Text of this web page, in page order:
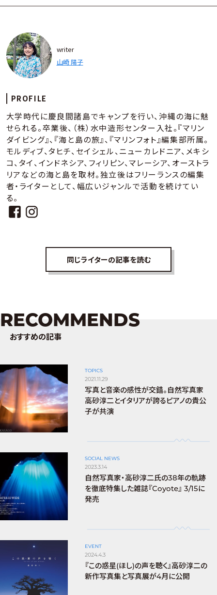
writer
山崎 陽子
PROFILE
大学時代に慶良間諸島でキャンプを行い、沖縄の海に魅
せられる。卒業後、（株）水中造形センター入社。『マリン
ダイビング』、『海と島の旅』、『マリンフォト』編集部所属。
モルディブ、タヒチ、セイシェル、ニューカレドニア、メキシ
コ、タイ、インドネシア、フィリピン、マレーシア、オーストラ
リアなどの海と島を取材。独立後はフリーランスの編集
者・ライターとして、幅広いジャンルで活動を続けてい
る。
同じライターの記事を読む
RECOMMENDS
おすすめの記事
TOPICS
2021.11.29
写真と音楽の感性が交錯。自然写真家
高砂淳二とイタリアが誇るピアノの貴公
子が共演
SOCIAL NEWS
2023.3.14
自然写真家・高砂淳二氏の38年の軌跡
を徹底特集した雑誌『Coyote』 3/15に
発売
EVENT
2024.4.3
『この惑星(ほし)の声を聴く』高砂淳二の
新作写真集と写真展が4月に公開